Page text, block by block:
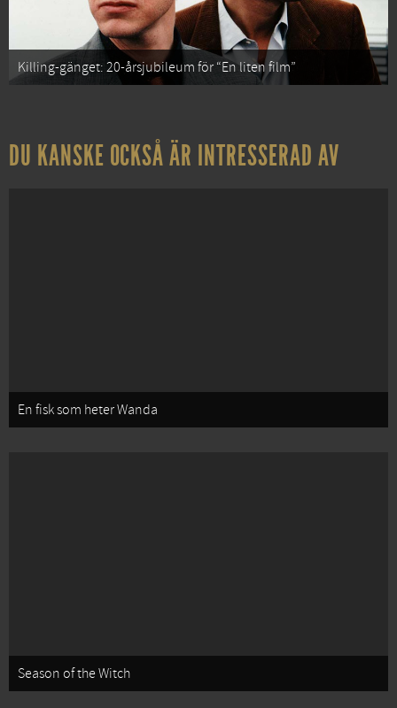
Killing-gänget: 20-årsjubileum för “En liten film”
DU KANSKE OCKSÅ ÄR INTRESSERAD AV
En fisk som heter Wanda
Season of the Witch